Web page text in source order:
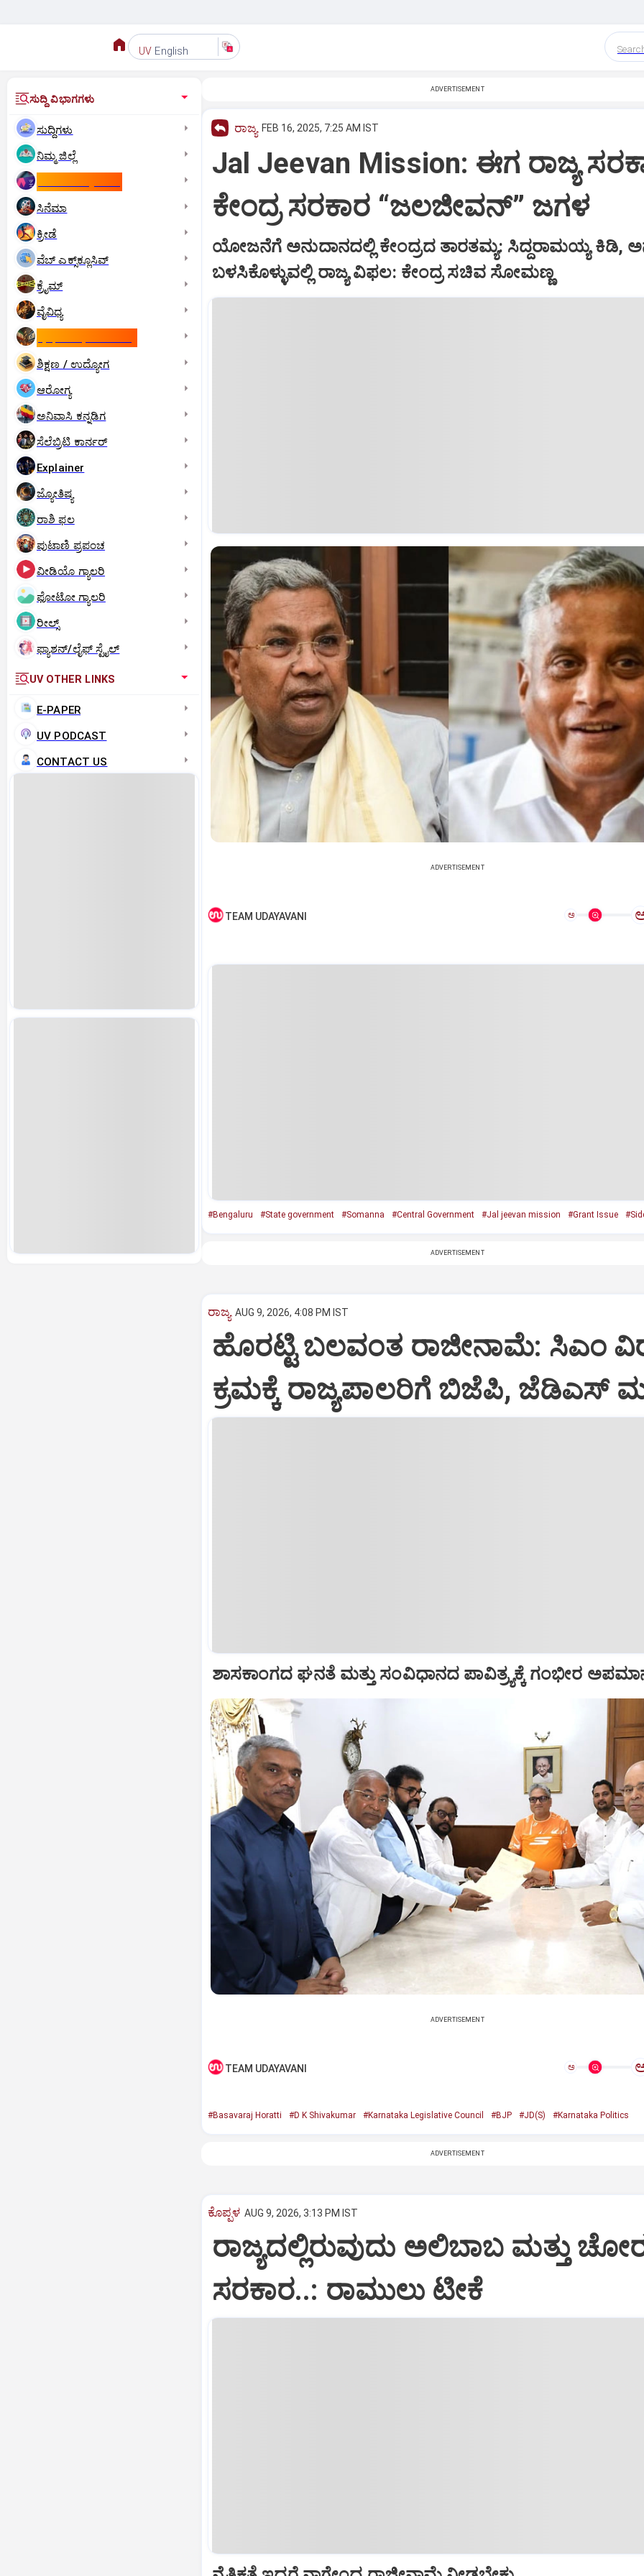
UV English
ಸುದ್ದಿ ವಿಭಾಗಗಳು
ಸುದ್ದಿಗಳು
ನಿಮ್ಮ ಜಿಲ್ಲೆ
ಸಿನೆಮಾ
ಕ್ರೀಡೆ
ವೆಬ್ ಎಕ್ಸ್‌ಕ್ಲೂಸಿವ್
ಕ್ರೈಮ್
ವೈವಿಧ್ಯ
ಶಿಕ್ಷಣ / ಉದ್ಯೋಗ
ಆರೋಗ್ಯ
ಅನಿವಾಸಿ ಕನ್ನಡಿಗ
ಸೆಲೆಬ್ರಿಟಿ ಕಾರ್ನರ್‌
Explainer
ಜ್ಯೋತಿಷ್ಯ
ರಾಶಿ ಫಲ
ಪುಟಾಣಿ ಪ್ರಪಂಚ
ವೀಡಿಯೊ ಗ್ಯಾಲರಿ
ಫೋಟೋ ಗ್ಯಾಲರಿ
ರೀಲ್ಸ್
ಫ್ಯಾಶನ್/ಲೈಫ್‌ ಸ್ಟೈಲ್
UV OTHER LINKS
E-PAPER
UV PODCAST
CONTACT US
ADVERTISEMENT
ರಾಜ್ಯ FEB 16, 2025, 7:25 AM IST
Jal Jeevan Mission: ಈಗ ರಾಜ್ಯ
ಕೇಂದ್ರ ಸರಕಾರ “ಜಲಜೀವನ್‌” ಜಗಳ
ಯೋಜನೆಗೆ ಅನುದಾನದಲ್ಲಿ ಕೇಂದ್ರದ ತಾರತಮ್ಯ: ಸಿದ್ದರಾಮಯ್ಯ ಕಿಡಿ,
ಬಳಸಿಕೊಳ್ಳುವಲ್ಲಿ ರಾಜ್ಯ ವಿಫ‌ಲ: ಕೇಂದ್ರ ಸಚಿವ ಸೋಮಣ್ಣ
ADVERTISEMENT
TEAM UDAYAVANI ಅ
#Bengaluru #State government #Somanna #Central Government #Jal jeevan mission #Grant Issue
ADVERTISEMENT
ರಾಜ್ಯ AUG 9, 2026, 4:08 PM IST
ಹೊರಟ್ಟಿ ಬಲವಂತ ರಾಜೀನಾಮೆ: ಸಿಎಂ
ಕ್ರಮಕ್ಕೆ ರಾಜ್ಯಪಾಲರಿಗೆ ಬಿಜೆಪಿ, ಜೆಡಿಎಸ್
ಶಾಸಕಾಂಗದ ಘನತೆ ಮತ್ತು ಸಂವಿಧಾನದ ಪಾವಿತ್ರ್ಯಕ್ಕೆ ಗಂಭೀರ
ADVERTISEMENT
TEAM UDAYAVANI ಅ
#Basavaraj Horatti #D K Shivakumar #Karnataka Legislative Council #BJP #JD(S) #Karnataka Politics
ADVERTISEMENT
ಕೊಪ್ಪಳ AUG 9, 2026, 3:13 PM IST
ರಾಜ್ಯದಲ್ಲಿರುವುದು ಅಲಿಬಾಬ ಮತ್ತು
ಸರಕಾರ..: ರಾಮುಲು ಟೀಕೆ